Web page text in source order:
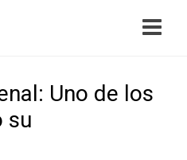
Uno de los
su